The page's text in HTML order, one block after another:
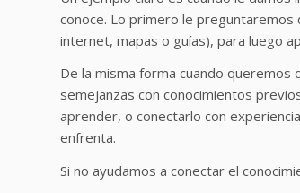
conoce. Lo primero le preguntaremos
internet, mapas o guías), para luego
De la misma forma cuando
semejanzas con conocimientos
aprender, o conectarlo con
enfrenta.
Si no ayudamos a conectar el